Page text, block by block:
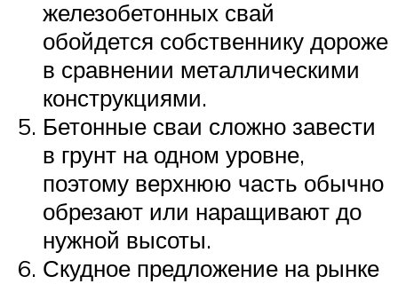
железобетонных свай
обойдется собственнику дороже
в сравнении металлическими
конструкциями.
Бетонные сваи сложно завести
в грунт на одном уровне,
поэтому верхнюю часть обычно
обрезают или наращивают до
нужной высоты.
Скудное предложение на рынке